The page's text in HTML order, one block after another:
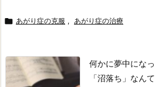
 あがり症の克服 , あがり症の治療
何かに夢中にな
「沼落ち」なん